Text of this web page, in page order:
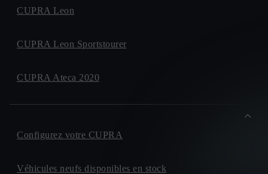
CUPRA Leon
CUPRA Leon Sportstourer
CUPRA Ateca 2020
Configurez votre CUPRA
Véhicules neufs disponibles en stock